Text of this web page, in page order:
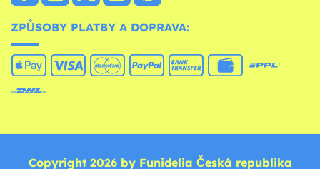
ZPŮSOBY PLATBY A DOPRAVA:
Copyright 2026 by Funidelia Česká republika